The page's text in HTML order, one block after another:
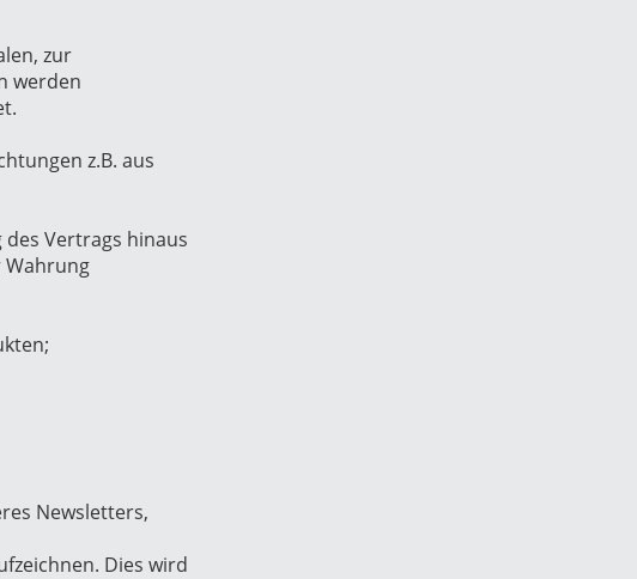
zur
werden
z.B. aus
Vertrags hinaus
Wahrung
Newsletters,
Dies wird